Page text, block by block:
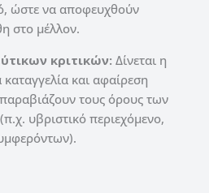
ώστε να αποφευχθούν
στο μέλλον.
κριτικών: Δίνεται η
και αφαίρεση
τους όρους των
υβριστικό περιεχόμενο,